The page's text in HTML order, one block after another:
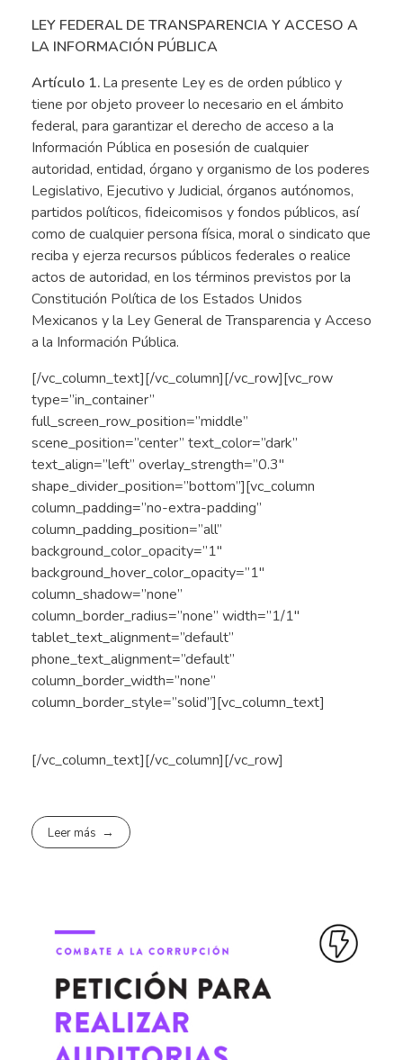
LEY FEDERAL DE TRANSPARENCIA Y ACCESO A
LA INFORMACIÓN PÚBLICA
Artículo 1.La presente Ley es de orden público y
tiene por objeto proveer lo necesario en el ámbito
federal, para garantizar el derecho de acceso a la
Información Pública en posesión de cualquier
autoridad, entidad, órgano y organismo de los poderes
Legislativo, Ejecutivo y Judicial, órganos autónomos,
partidos políticos, fideicomisos y fondos públicos, así
como de cualquier persona física, moral o sindicato que
reciba y ejerza recursos públicos federales o realice
actos de autoridad, en los términos previstos por la
Constitución Política de los Estados Unidos
Mexicanos y la Ley General de Transparencia y Acceso
a la Información Pública.
[/vc_column_text][/vc_column][/vc_row][vc_row
type=”in_container”
full_screen_row_position=”middle”
scene_position=”center” text_color=”dark”
text_align=”left” overlay_strength=”0.3″
shape_divider_position=”bottom”][vc_column
column_padding=”no-extra-padding”
column_padding_position=”all”
background_color_opacity=”1″
background_hover_color_opacity=”1″
column_shadow=”none”
column_border_radius=”none” width=”1/1″
tablet_text_alignment=”default”
phone_text_alignment=”default”
column_border_width=”none”
column_border_style=”solid”][vc_column_text]
[/vc_column_text][/vc_column][/vc_row]
Leer más